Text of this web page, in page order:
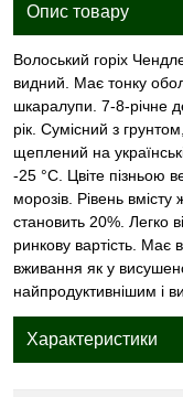
Опис товару
Волоський горіх
видний. Має тонку
шкаралупи. 7-8-річне
рік. Сумісний з
щеплений на
-25 °С. Цвіте пізньою
морозів. Рівень вмісту
становить 20%. Легко
ринкову вартість. Має
вживання як у
найпродуктивнішим і
Характеристики